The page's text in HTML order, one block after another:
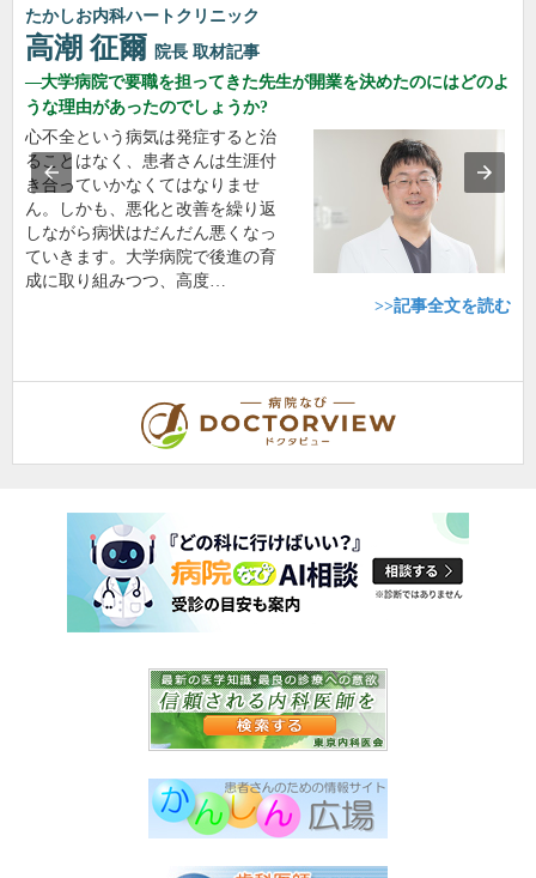
たかしお内科ハートクリニック
高潮 征爾 院長 取材記事
大学病院で要職を担ってきた先生が開業を決めたのにはどのよ
うな理由があったのでしょうか?
心不全という病気は発症すると治
ることはなく、患者さんは生涯付
き合っていかなくてはなりませ
ん。しかも、悪化と改善を繰り返
しながら病状はだんだん悪くなっ
ていきます。大学病院で後進の育
成に取り組みつつ、高度…
>>記事全文を読む